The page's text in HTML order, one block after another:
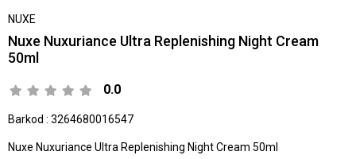
NUXE
Nuxe Nuxuriance Ultra Replenishing Night Cream
50ml
0.0
Barkod : 3264680016547
Nuxe Nuxuriance Ultra Replenishing Night Cream 50ml